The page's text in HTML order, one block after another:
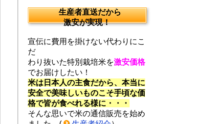
生産者直送だから
激安が実現！
宣伝に費用を掛けない代わりにこ
だ
わり抜いた特別栽培米を激安価格
でお届けしたい！
米は日本人の主食だから、本当に
安全で美味しいものこそ手頃な価
格で皆が食べれる様に・・・
そんな思いで米の通信販売を始め